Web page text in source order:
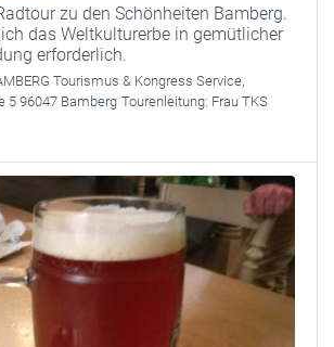
zu den Schönheiten Bamberg.
das Weltkulturerbe in gemütlicher
erforderlich.
Tourismus & Kongress Service,
5 96047 Bamberg Tourenleitung: Frau TKS